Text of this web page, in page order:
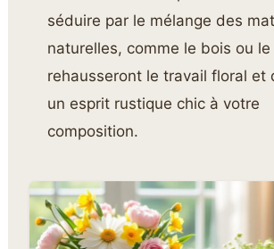
séduire par le mélange des
naturelles, comme le bois ou le
rehausseront le travail floral et
un esprit rustique chic à votre
composition.